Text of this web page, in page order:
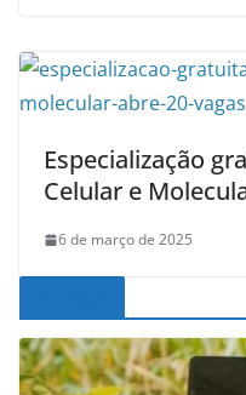
Especialização
Celular e
6 de março de 2025